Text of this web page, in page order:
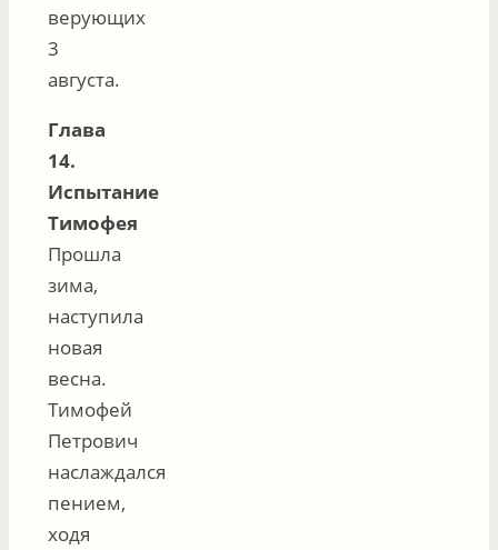
верующих
3
августа.
Глава
14.
Испытание
Тимофея
Прошла
зима,
наступила
новая
весна.
Тимофей
Петрович
наслаждался
пением,
ходя